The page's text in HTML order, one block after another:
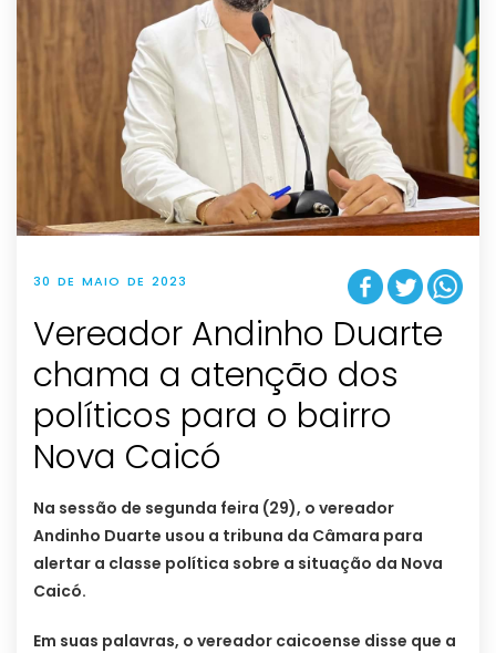
30 DE MAIO DE 2023
Vereador Andinho Duarte
chama a atenção dos
políticos para o bairro
Nova Caicó
Na sessão de segunda feira (29), o vereador
Andinho Duarte usou a tribuna da Câmara para
alertar a classe política sobre a situação da Nova
Caicó.
Em suas palavras, o vereador caicoense disse que a